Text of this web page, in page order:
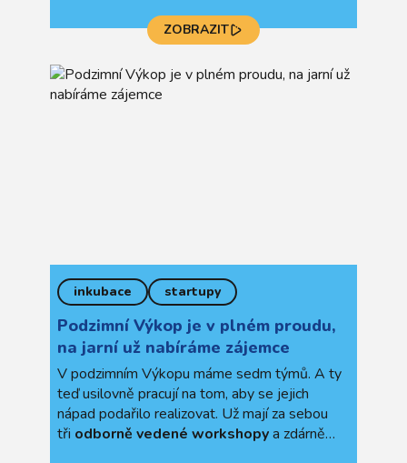
ZOBRAZIT
inkubace startupy
Podzimní Výkop je v plném proudu,
na jarní už nabíráme zájemce
V podzimním Výkopu máme sedm týmů. A ty
teď usilovně pracují na tom, aby se jejich
nápad podařilo realizovat. Už mají za sebou
tři odborně vedené workshopya zdárně